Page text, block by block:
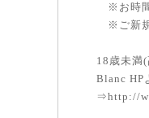
※お時間
※ご新規
18歳未満
Blanc HP
⇒http://